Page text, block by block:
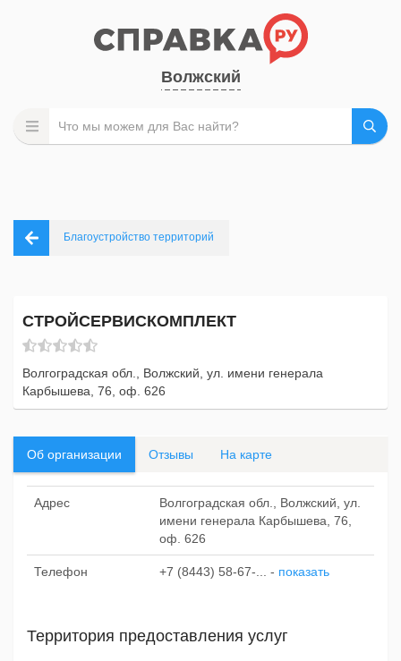
Волжский
Благоустройство территорий
СТРОЙСЕРВИСКОМПЛЕКТ
Волгоградская обл., Волжский, ул. имени генерала
Карбышева, 76, оф. 626
Об организации Отзывы На карте
Адрес
Волгоградская обл., Волжский, ул.
имени генерала Карбышева, 76,
оф. 626
Телефон +7 (8443) 58-67-... - показать
Территория предоставления услуг